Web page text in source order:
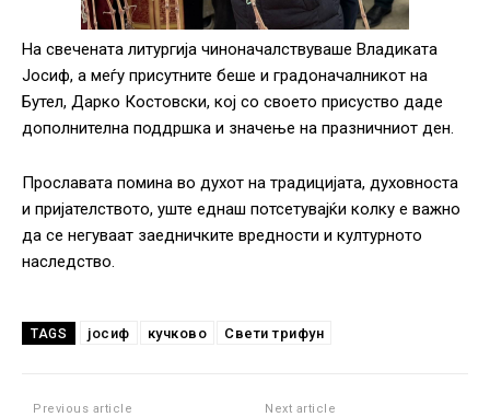
На свечената литургија чиноначалствуваше Владиката
Јосиф, а меѓу присутните беше и градоначалникот на
Бутел, Дарко Костовски, кој со своето присуство даде
дополнителна поддршка и значење на празничниот ден.
Прославата помина во духот на традицијата, духовноста
и пријателството, уште еднаш потсетувајќи колку е важно
да се негуваат заедничките вредности и културното
наследство.
TAGS јосиф кучково Свети трифун
Previous article Next article